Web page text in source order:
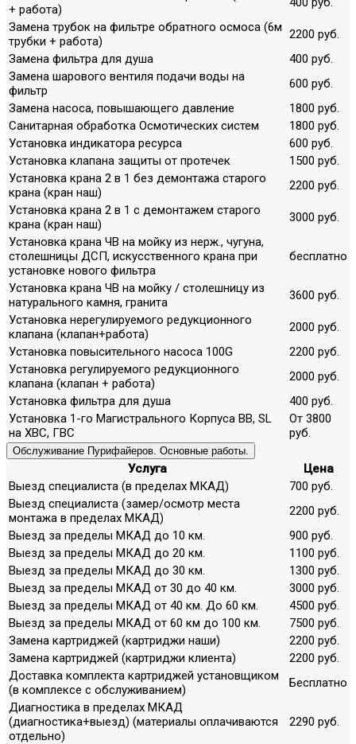
+ работа)
Замена трубок на фильтре обратного осмоса (6м
трубки + работа)
2200 руб.
Замена фильтра для душа
400 руб.
Замена шарового вентиля подачи воды на
фильтр
600 руб.
Замена насоса, повышающего давление
1800 руб.
Санитарная обработка Осмотических систем
1800 руб.
Установка индикатора ресурса
600 руб.
Установка клапана защиты от протечек
1500 руб.
Установка крана 2 в 1 без демонтажа старого
крана (кран наш)
2200 руб.
Установка крана 2 в 1 с демонтажем старого
крана (кран наш)
3000 руб.
Установка крана ЧВ на мойку из нерж., чугуна,
столешницы ДСП, искусственного крана при
установке нового фильтра
бесплатно
Установка крана ЧВ на мойку / столешницу из
натурального камня, гранита
3600 руб.
Установка нерегулируемого редукционного
клапана (клапан+работа)
2000 руб.
Установка повысительного насоса 100G
2200 руб.
Установка регулируемого редукционного
клапана (клапан + работа)
2000 руб.
Установка фильтра для душа
400 руб.
Установка 1-го Магистрального Корпуса ВВ, SL
на ХВС, ГВС
От 3800
руб.
Обслуживание Пурифайеров. Основные работы.
Услуга
Цена
Выезд специалиста (в пределах МКАД)
700 руб.
Выезд специалиста (замер/осмотр места
монтажа в пределах МКАД)
2200 руб.
Выезд за пределы МКАД до 10 км.
900 руб.
Выезд за пределы МКАД до 20 км.
1100 руб.
Выезд за пределы МКАД до 30 км.
1300 руб.
Выезд за пределы МКАД от 30 до 40 км.
3000 руб.
Выезд за пределы МКАД от 40 км. До 60 км.
4500 руб.
Выезд за пределы МКАД от 60 км до 100 км.
7500 руб.
Замена картриджей (картриджи наши)
2200 руб.
Замена картриджей (картриджи клиента)
2200 руб.
Доставка комплекта картриджей установщиком
(в комплексе с обслуживанием)
Бесплатно
Диагностика в пределах МКАД
(диагностика+выезд) (материалы оплачиваются
отдельно)
2290 руб.